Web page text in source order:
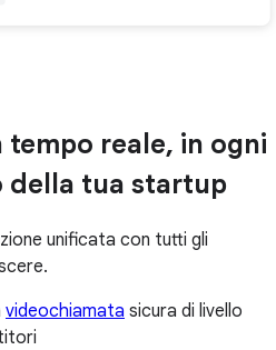
reale, in ogni
della tua startup
unificata con tutti gli
videochiamata sicura di livello